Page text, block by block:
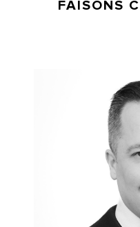
FAISONS